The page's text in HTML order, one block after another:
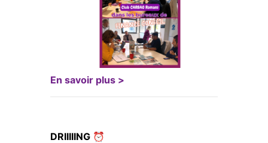
En savoir plus >
DRIIIIING ⏰